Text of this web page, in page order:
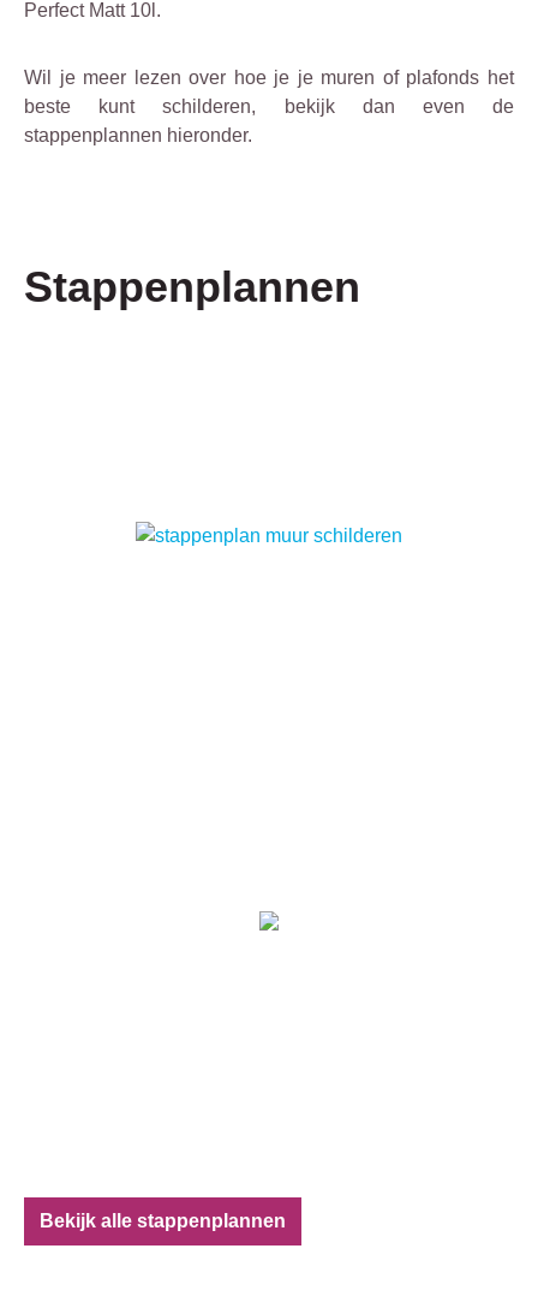
Perfect Matt 10l.
Wil je meer lezen over hoe je je muren of plafonds het
beste kunt schilderen, bekijk dan even de
stappenplannen hieronder.
Stappenplannen
Bekijk alle stappenplannen